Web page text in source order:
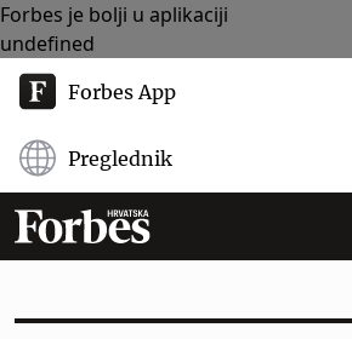
Forbes je bolji u aplikaciji
undefined
Forbes App
Preglednik